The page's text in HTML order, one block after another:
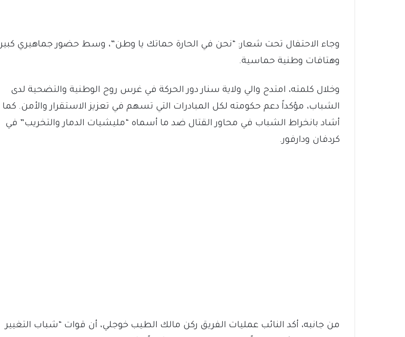
وجاء الاحتفال تحت شعار: “نحن في الحارة حماتك يا وطن”، وسط حضور جماهيري كبير
وهتافات وطنية حماسية.
وخلال كلمته، امتدح والي ولاية سنار دور الحركة في غرس روح الوطنية والتضحية لدى
الشباب، مؤكداً دعم حكومته لكل المبادرات التي تسهم في تعزيز الاستقرار والأمن. كما
أشاد بانخراط الشباب في محاور القتال ضد ما أسماه “مليشيات الدمار والتخريب” في
كردفان ودارفور.
من جانبه، أكد النائب عمليات الفريق ركن مالك الطيب خوجلي، أن قوات “شباب التغيير